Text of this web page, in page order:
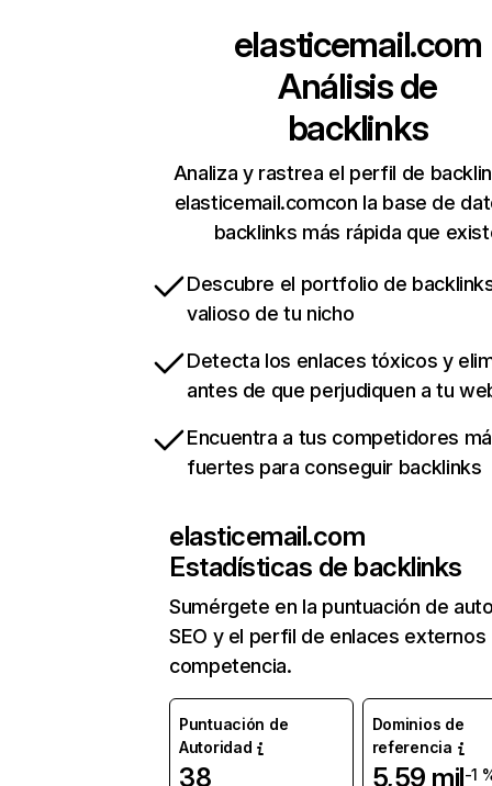
elasticemail.com
Análisis de
backlinks
Analiza y rastrea el perfil de
elasticemail.comcon la base de
backlinks más rápida que
Descubre el portfolio de
valioso de tu nicho
Detecta los enlaces tóxicos y
antes de que perjudiquen a tu
Encuentra a tus competidores
fuertes para conseguir backlinks
elasticemail.com
Estadísticas de backlinks
Sumérgete en la puntuación de
SEO y el perfil de enlaces externos
competencia.
Puntuación de
Autoridad
38
Dominios de
referencia
5,59 mil-1